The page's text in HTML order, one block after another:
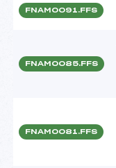
FNAM0091.FFS
FNAM0085.FFS
FNAM0081.FFS